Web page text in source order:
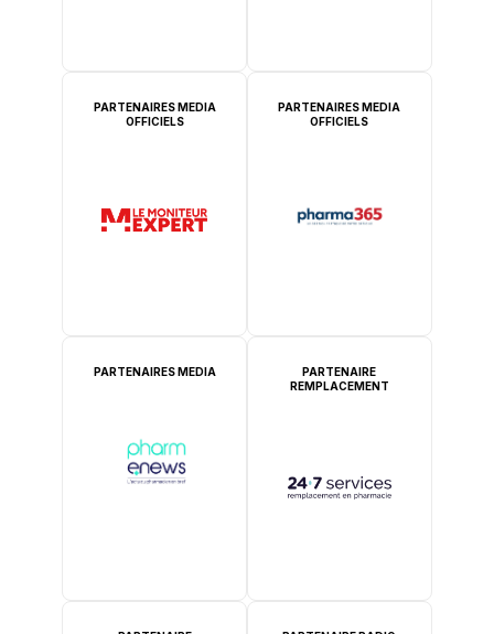
PARTENAIRES MEDIA
OFFICIELS
PARTENAIRES MEDIA
OFFICIELS
PARTENAIRES MEDIA
PARTENAIRE
REMPLACEMENT